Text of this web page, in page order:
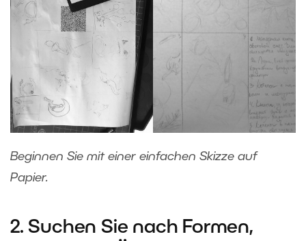
Beginnen Sie mit einer einfachen Skizze auf
Papier.
2. Suchen Sie nach Formen,